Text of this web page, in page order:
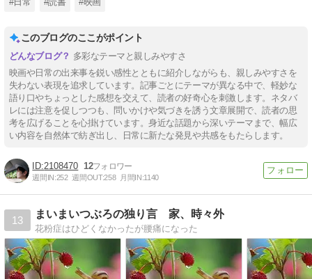
このブログのここがポイント
多彩なテーマと親しみやすさ
映画や日常の出来事を鋭い感性とともに紹介しながらも、親しみやすさを
失わない表現を追求しています。記事ごとにテーマが異なる中で、軽妙な
語り口やちょっとした感想を交えて、読者の好奇心を刺激します。ネタバ
レには注意を促しつつも、問いかけや気づきを誘う文章展開で、読者の思
考を広げることを心掛けています。身近な話題から深いテーマまで、幅広
い内容を自然体で紡ぎ出し、日常に新たな発見や共感をもたらします。
2108470 12
週間IN:252 週間OUT:258 月間IN:1140
13
まいまいつぶろの独り言 家、時々外
花粉症はひどくなかったが腰痛になった